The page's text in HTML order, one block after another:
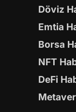
Döviz
Emtia
Borsa
NFT
DeFi